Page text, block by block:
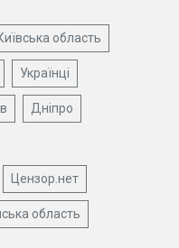
область
Українці
Дніпро
Цензор.нет
область